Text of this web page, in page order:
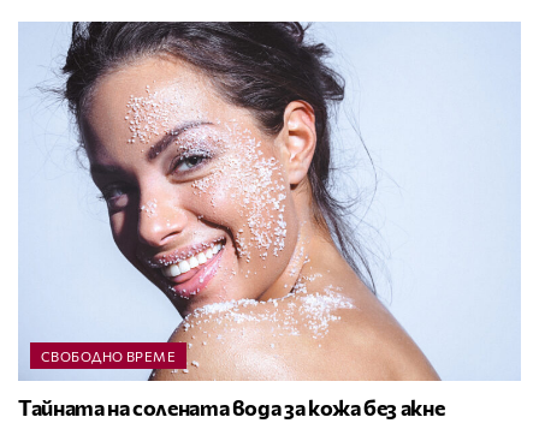
СВОБОДНО ВРЕМЕ
Тайната на солената вода за кожа без акне